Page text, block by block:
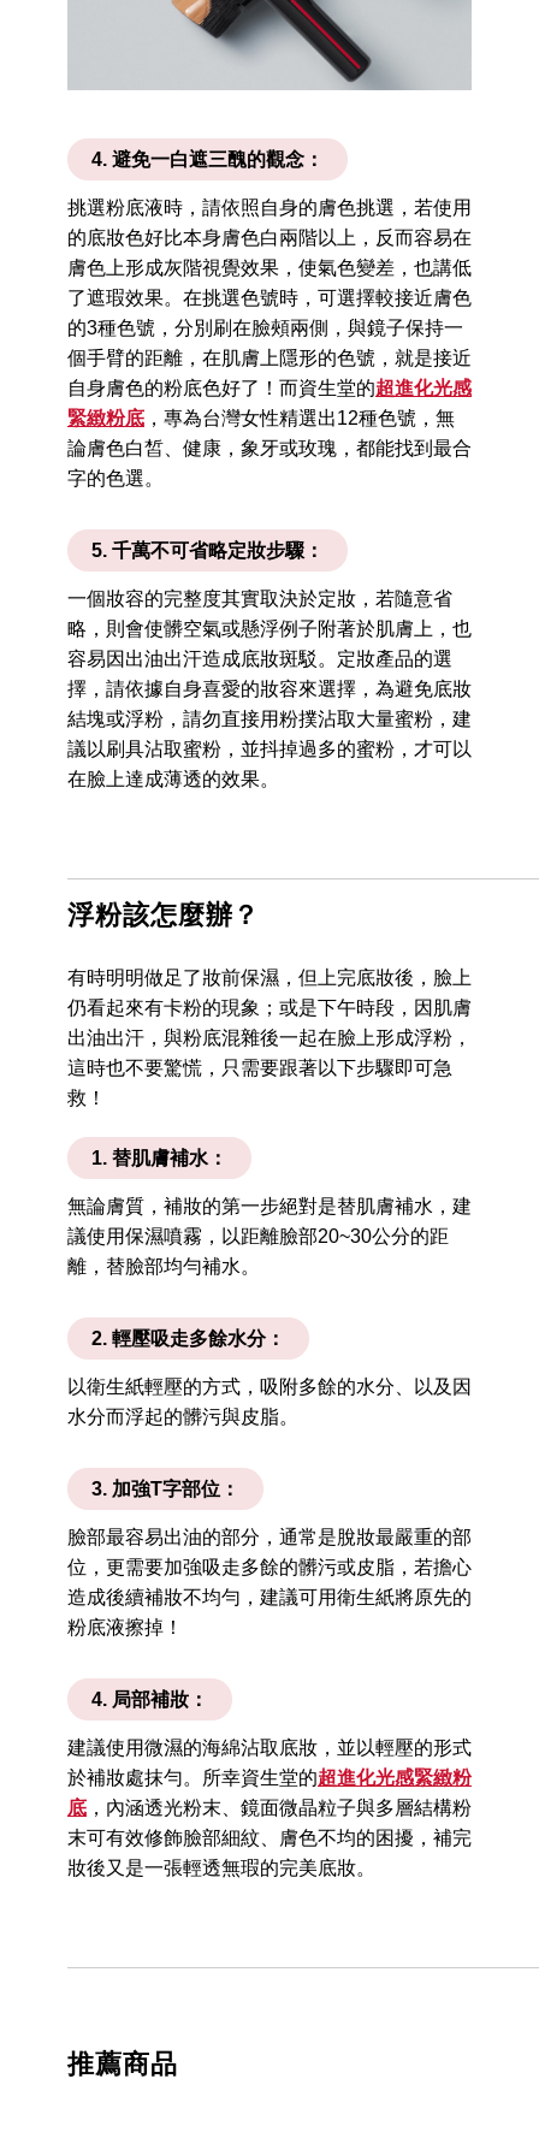
4. 避免一白遮三醜的觀念：
挑選粉底液時，請依照自身的膚色挑選，若使用
的底妝色好比本身膚色白兩階以上，反而容易在
膚色上形成灰階視覺效果，使氣色變差，也講低
了遮瑕效果。在挑選色號時，可選擇較接近膚色
的3種色號，分別刷在臉頰兩側，與鏡子保持一
個手臂的距離，在肌膚上隱形的色號，就是接近
自身膚色的粉底色好了！而資生堂的超進化光感
緊緻粉底 ，專為台灣女性精選出12種色號，無
論膚色白皙、健康，象牙或玫瑰，都能找到最合
字的色選。
5. 千萬不可省略定妝步驟：
一個妝容的完整度其實取決於定妝，若隨意省
略，則會使髒空氣或懸浮例子附著於肌膚上，也
容易因出油出汗造成底妝斑駁。定妝產品的選
擇，請依據自身喜愛的妝容來選擇，為避免底妝
結塊或浮粉，請勿直接用粉撲沾取大量蜜粉，建
議以刷具沾取蜜粉，並抖掉過多的蜜粉，才可以
在臉上達成薄透的效果。
浮粉該怎麼辦？
有時明明做足了妝前保濕，但上完底妝後，臉上
仍看起來有卡粉的現象；或是下午時段，因肌膚
出油出汗，與粉底混雜後一起在臉上形成浮粉，
這時也不要驚慌，只需要跟著以下步驟即可急
救！
1. 替肌膚補水：
無論膚質，補妝的第一步絕對是替肌膚補水，建
議使用保濕噴霧，以距離臉部20~30公分的距
離，替臉部均勻補水。
2. 輕壓吸走多餘水分：
以衛生紙輕壓的方式，吸附多餘的水分、以及因
水分而浮起的髒污與皮脂。
3. 加強T字部位：
臉部最容易出油的部分，通常是脫妝最嚴重的部
位，更需要加強吸走多餘的髒污或皮脂，若擔心
造成後續補妝不均勻，建議可用衛生紙將原先的
粉底液擦掉！
4. 局部補妝：
建議使用微濕的海綿沾取底妝，並以輕壓的形式
於補妝處抹勻。所幸資生堂的超進化光感緊緻粉
底 ，內涵透光粉末、鏡面微晶粒子與多層結構粉
末可有效修飾臉部細紋、膚色不均的困擾，補完
妝後又是一張輕透無瑕的完美底妝。
推薦商品